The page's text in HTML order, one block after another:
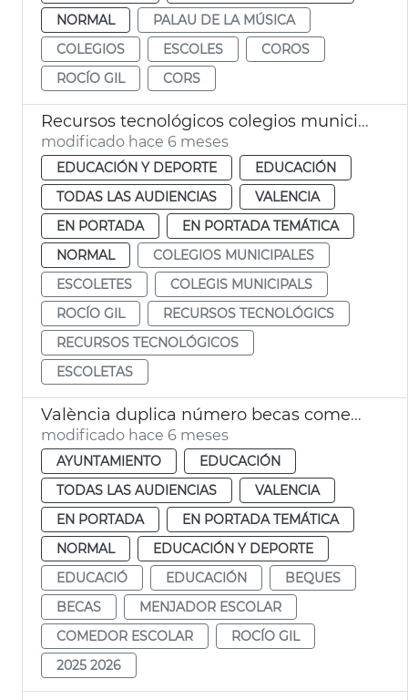
NORMAL
PALAU DE LA MÚSICA
COLEGIOS
ESCOLES
COROS
ROCÍO GIL
CORS
Recursos tecnológicos colegios municipales València
modificado hace 6 meses
EDUCACIÓN Y DEPORTE
EDUCACIÓN
TODAS LAS AUDIENCIAS
VALENCIA
EN PORTADA
EN PORTADA TEMÁTICA
NORMAL
COLEGIOS MUNICIPALES
ESCOLETES
COLEGIS MUNICIPALS
ROCÍO GIL
RECURSOS TECNOLÓGICS
RECURSOS TECNOLÓGICOS
ESCOLETAS
València duplica número becas comedor escolar
modificado hace 6 meses
AYUNTAMIENTO
EDUCACIÓN
TODAS LAS AUDIENCIAS
VALENCIA
EN PORTADA
EN PORTADA TEMÁTICA
NORMAL
EDUCACIÓN Y DEPORTE
EDUCACIÓ
EDUCACIÓN
BEQUES
BECAS
MENJADOR ESCOLAR
COMEDOR ESCOLAR
ROCÍO GIL
2025 2026